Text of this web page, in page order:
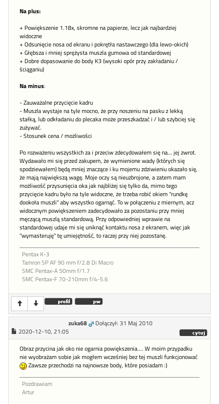
Na plus:
+ Powiększenie 1.18x, skromne na papierze, lecz jak najbardziej
widoczne
+ Odsunięcie nosa od ekranu i pokrętła nastawczego (dla lewo-okich)
+ Głębsza i mniej sprężysta muszla gumowa od standardowej
+ Dobre dopasowanie do body K3 (wysoki opór przy zakładaniu /
ściąganiu)
Na minus:
- Zauważalne przycięcie kadru
- Muszla wystaje na tyle mocno, że przy noszeniu na pasku z lekką
stałką, lub odkładaniu do plecaka może przeszkadzać i / lub szybciej się
zużywać.
- Stosunek cena / możliwości
Po rozważeniu wszystkich za i przeciw zdecydowałem się na... jej zwrot.
Wydawało mi się przed zakupem, że wymienione wady (których się
spodziewałem) będą mniej znaczące i ku mojemu zdziwieniu okazało się,
że mają największą wagę. Moje oczy są nieuzbrojone, a zatem mam
możliwość przysunięcia oka jak najbliżej się tylko da, mimo tego
przycięcie kadru było na tyle widoczne, że trzeba robić okiem "rundkę
dookoła muszli" aby wszystko ogarnąć. To w połączeniu z miernym, acz
widocznym powiększeniem zadecydowało za pozostaniu przy mniej
męczącą muszlą standardową. Przy odpowiedniej wprawie na
standardowej udaje mi się uniknąć kontaktu nosa z ekranem, więc jak
"wymasteruję" tę umiejętność, to raczej przy niej pozostanę.
Pentax K-3
Tamron SP AF 90 mm f/2.8 Di Macro
SMC Pentax-A 50mm f/1.7
SMC Pentax-F 70-210mm f/4-5.6
zuka68
Dołączył: 31 Maj 2010
2020-12-10, 21:05
Obraz przycina jak oko nie ogarnia powiększenia.... W moim przypadku
nie wyobrażam sobie jak mogłem wcześniej bez tej muszli funkcjonować
Zawsze przechodzi na najnowsze body, które posiadam :)
Pozdrawiam
Artur